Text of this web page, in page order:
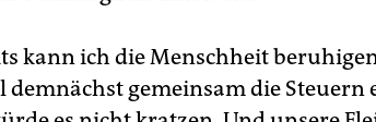
kann ich die Menschheit
demnächst gemeinsam die Steuern